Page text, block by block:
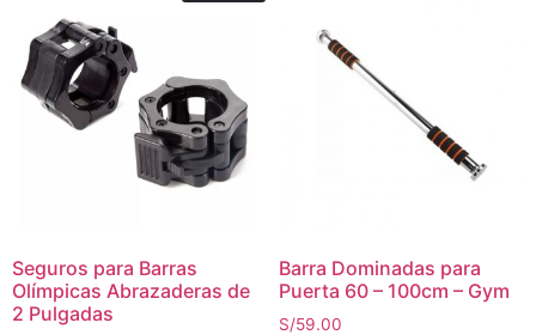
Seguros para Barras
Olímpicas Abrazaderas de
2 Pulgadas
Barra Dominadas para
Puerta 60 – 100cm – Gym
S/59.00